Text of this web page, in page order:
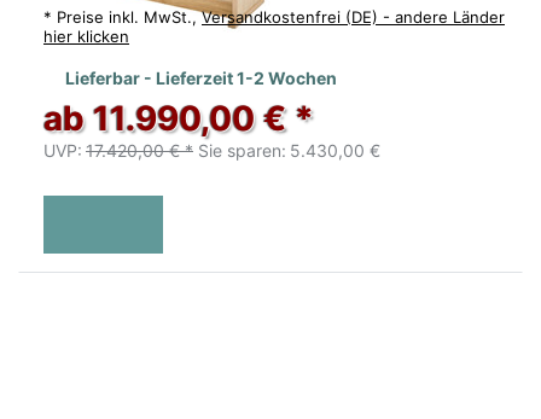
* Preise inkl. MwSt.,Versandkostenfrei (DE) - andere Länder
hier klicken
Lieferbar - Lieferzeit 1-2 Wochen
ab 11.990,00 € *
UVP: 17.420,00 € * Sie sparen: 5.430,00 €